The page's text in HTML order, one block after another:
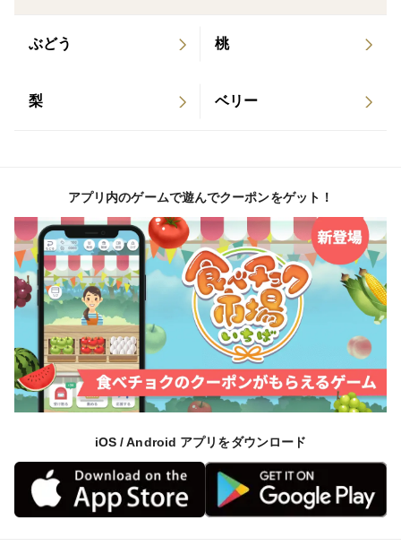
ぶどう 桃
梨 ベリー
アプリ内のゲームで遊んでクーポンをゲット！
iOS / Android アプリをダウンロード